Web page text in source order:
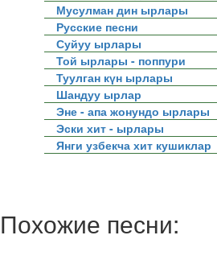
Мусулман дин ырлары
Русские песни
Суйуу ырлары
Той ырлары - поппури
Туулган күн ырлары
Шандуу ырлар
Эне - апа жонундо ырлары
Эски хит - ырлары
Янги узбекча хит кушиклар
Похожие песни: